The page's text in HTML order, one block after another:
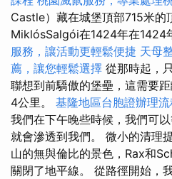
Castle）藏在城堡頂部715米的
MiklósSalgói在1424年在1424
服務，讓活動更輕鬆便捷 天母
薦，讓您輕鬆選擇 從那時起，
聯想到前驕傲的堡壘，這需要
4公里。 基隆地區台胞證辦理流
我們在下午晚些時候，我們可
就會滲透到我們。 微小的清理
山的無與倫比的景色，Rax和
關閉了地平線。 從路徑開始，